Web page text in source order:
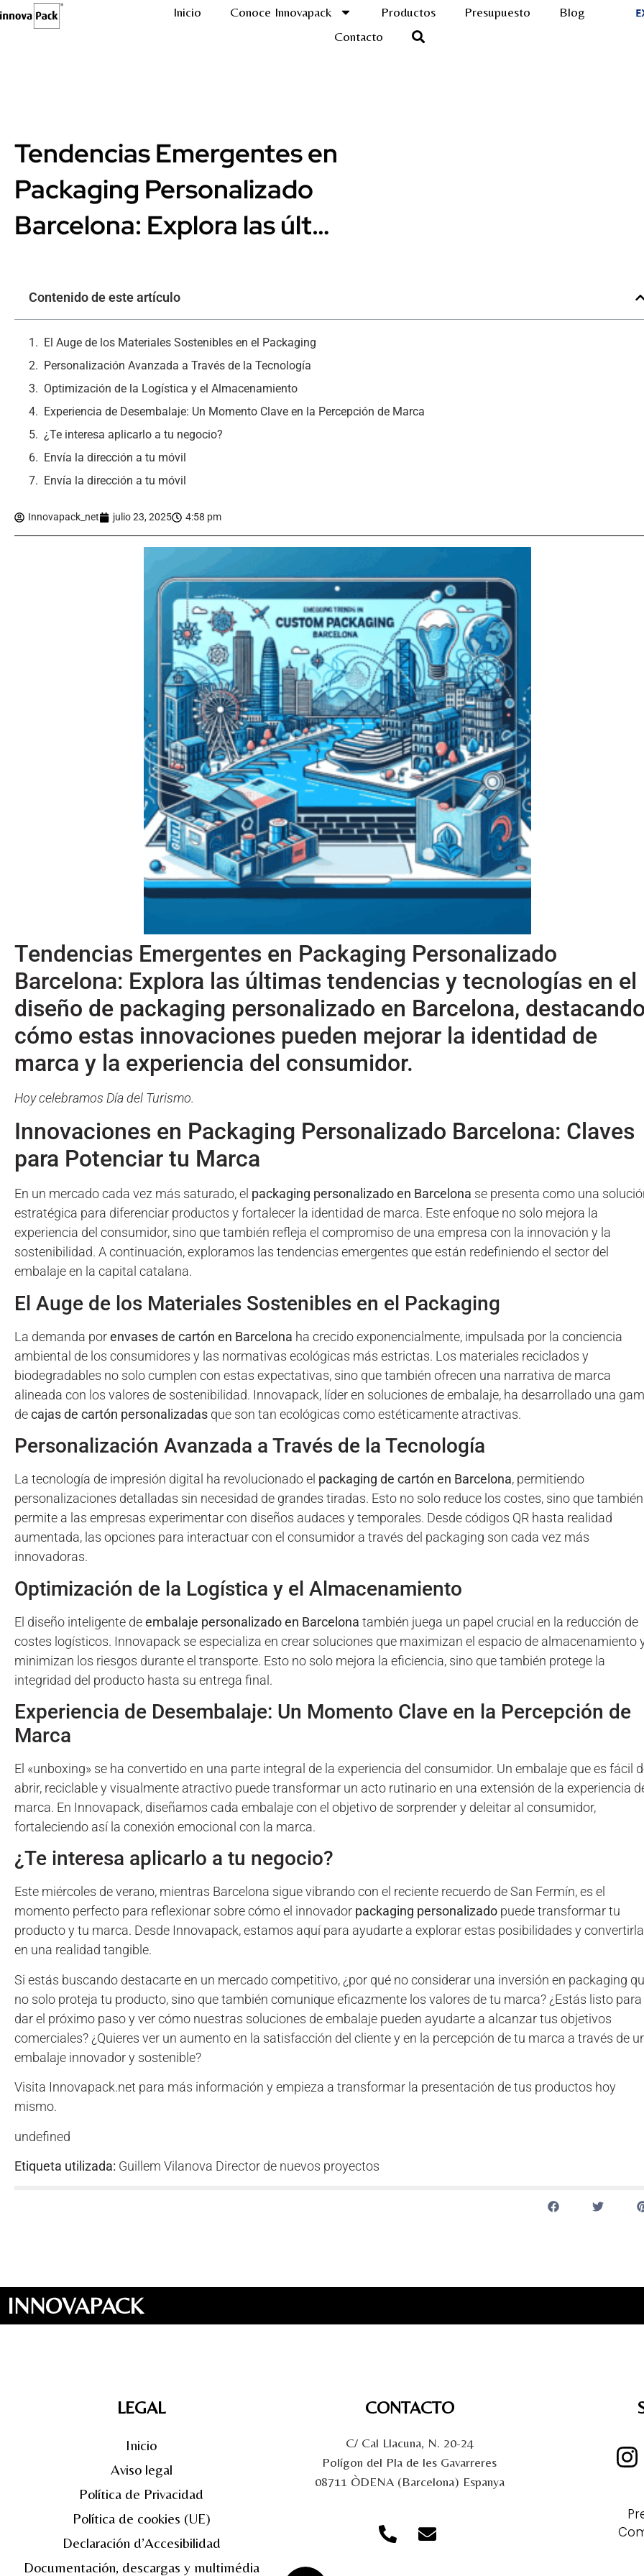
Inicio Conoce Innovapack Productos Presupuesto
Blog
Contacto
Tendencias Emergentes en
Packaging Personalizado
Barcelona: Explora las últ…
Contenido de este artículo
El Auge de los Materiales Sostenibles en el Packaging
Personalización Avanzada a Través de la Tecnología
Optimización de la Logística y el Almacenamiento
Experiencia de Desembalaje: Un Momento Clave en la Percepción de Marca
¿Te interesa aplicarlo a tu negocio?
Envía la dirección a tu móvil
Envía la dirección a tu móvil
Innovapack_net julio 23, 2025 4:58 pm
Tendencias Emergentes en Packaging Personalizado
Barcelona: Explora las últimas tendencias y tecnologías en el
diseño de packaging personalizado en Barcelona,
cómo estas innovaciones pueden mejorar la identidad de
marca y la experiencia del consumidor.
Hoy celebramos Día del Turismo.
Innovaciones en Packaging Personalizado Barcelona: Claves
para Potenciar tu Marca
En un mercado cada vez más saturado, el packaging personalizado en Barcelona se presenta como una
estratégica para diferenciar productos y fortalecer la identidad de marca. Este enfoque no solo mejora la
experiencia del consumidor, sino que también refleja el compromiso de una empresa con la innovación y la
sostenibilidad. A continuación, exploramos las tendencias emergentes que están redefiniendo el sector del
embalaje en la capital catalana.
El Auge de los Materiales Sostenibles en el Packaging
La demanda porenvases de cartón en Barcelona ha crecido exponencialmente, impulsada por la conciencia
ambiental de los consumidores y las normativas ecológicas más estrictas. Los materiales reciclados y
biodegradables no solo cumplen con estas expectativas, sino que también ofrecen una narrativa de marca
alineada con los valores de sostenibilidad. Innovapack, líder en soluciones de embalaje, ha desarrollado una
decajas de cartón personalizadas que son tan ecológicas como estéticamente atractivas.
Personalización Avanzada a Través de la Tecnología
La tecnología de impresión digital ha revolucionado el packaging de cartón en Barcelona, permitiendo
personalizaciones detalladas sin necesidad de grandes tiradas. Esto no solo reduce los costes, sino que también
permite a las empresas experimentar con diseños audaces y temporales. Desde códigos QR hasta realidad
aumentada, las opciones para interactuar con el consumidor a través del packaging son cada vez más
innovadoras.
Optimización de la Logística y el Almacenamiento
El diseño inteligente deembalaje personalizado en Barcelona también juega un papel crucial en la reducción de
costes logísticos. Innovapack se especializa en crear soluciones que maximizan el espacio de almacenamiento
minimizan los riesgos durante el transporte. Esto no solo mejora la eficiencia, sino que también protege la
integridad del producto hasta su entrega final.
Experiencia de Desembalaje: Un Momento Clave en la Percepción de
Marca
El «unboxing» se ha convertido en una parte integral de la experiencia del consumidor. Un embalaje que es fácil
abrir, reciclable y visualmente atractivo puede transformar un acto rutinario en una extensión de la experiencia
marca. En Innovapack, diseñamos cada embalaje con el objetivo de sorprender y deleitar al consumidor,
fortaleciendo así la conexión emocional con la marca.
¿Te interesa aplicarlo a tu negocio?
Este miércoles de verano, mientras Barcelona sigue vibrando con el reciente recuerdo de San Fermín, es el
momento perfecto para reflexionar sobre cómo el innovador packaging personalizado puede transformar tu
producto y tu marca. Desde Innovapack, estamos aquí para ayudarte a explorar estas posibilidades y
en una realidad tangible.
Si estás buscando destacarte en un mercado competitivo, ¿por qué no considerar una inversión en packaging
no solo proteja tu producto, sino que también comunique eficazmente los valores de tu marca? ¿Estás listo para
dar el próximo paso y ver cómo nuestras soluciones de embalaje pueden ayudarte a alcanzar tus objetivos
comerciales? ¿Quieres ver un aumento en la satisfacción del cliente y en la percepción de tu marca a través de
embalaje innovador y sostenible?
Visita Innovapack.net para más información y empieza a transformar la presentación de tus productos hoy
mismo.
undefined
Etiqueta utilizada: Guillem Vilanova Director de nuevos proyectos
INNOVAPACK
LEGAL
Inicio
Aviso legal
Política de Privacidad
Política de cookies (UE)
Declaración d’Accesibilidad
Documentación, descargas y multimédia
CONTACTO
C/ Cal Llacuna, N. 20-24
Polígon del Pla de les Gavarreres
08711 ÒDENA (Barcelona) Espanya